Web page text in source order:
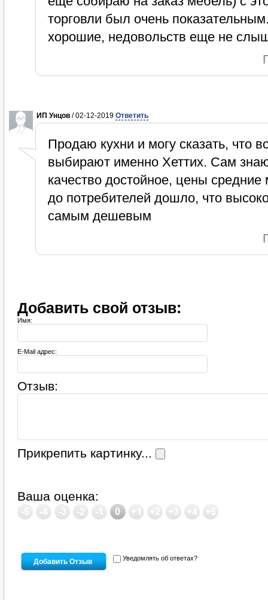
торговли был очень
хорошие, недовольств еще не
ИП Унцов / 02-12-2019 Ответить
Продаю кухни и могу сказать, что
выбирают именно Хеттих. Сам
качество достойное, цены
до потребителей дошло, что
самым дешевым
Добавить свой отзыв:
Имя:
E-Mail адрес:
Отзыв:
Прикрепить картинку...
Ваша оценка:
Уведомлять об ответах?